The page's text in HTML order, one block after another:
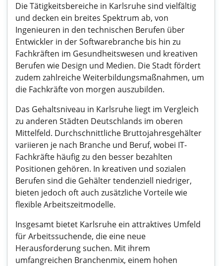
Die Tätigkeitsbereiche in Karlsruhe sind vielfältig
und decken ein breites Spektrum ab, von
Ingenieuren in den technischen Berufen über
Entwickler in der Softwarebranche bis hin zu
Fachkräften im Gesundheitswesen und kreativen
Berufen wie Design und Medien. Die Stadt fördert
zudem zahlreiche Weiterbildungsmaßnahmen, um
die Fachkräfte von morgen auszubilden.
Das Gehaltsniveau in Karlsruhe liegt im Vergleich
zu anderen Städten Deutschlands im oberen
Mittelfeld. Durchschnittliche Bruttojahresgehälter
variieren je nach Branche und Beruf, wobei IT-
Fachkräfte häufig zu den besser bezahlten
Positionen gehören. In kreativen und sozialen
Berufen sind die Gehälter tendenziell niedriger,
bieten jedoch oft auch zusätzliche Vorteile wie
flexible Arbeitszeitmodelle.
Insgesamt bietet Karlsruhe ein attraktives Umfeld
für Arbeitssuchende, die eine neue
Herausforderung suchen. Mit ihrem
umfangreichen Branchenmix, einem hohen